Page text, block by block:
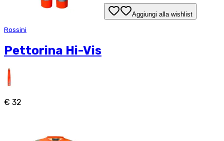
Aggiungi alla wishlist
Rossini
Pettorina Hi-Vis
€ 32